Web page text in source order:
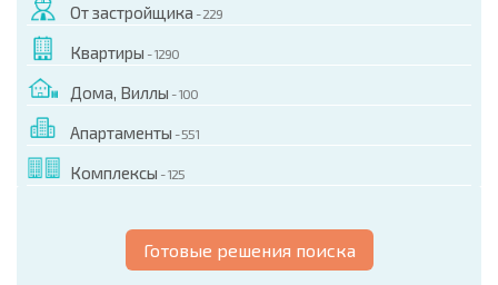
От застройщика - 229
Квартиры - 1290
Дома, Виллы - 100
Апартаменты - 551
Комплексы - 125
Готовые решения поиска